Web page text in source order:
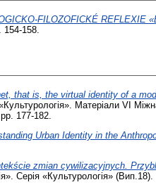
FILOZOFICKÉ REFLEXIE
154-158.
that is, the virtual identity of a
Матеріали VI
177-182.
Urban Identity in the
zmian cywilizacyjnych.
Серія «Культурологія» (Вип.18).